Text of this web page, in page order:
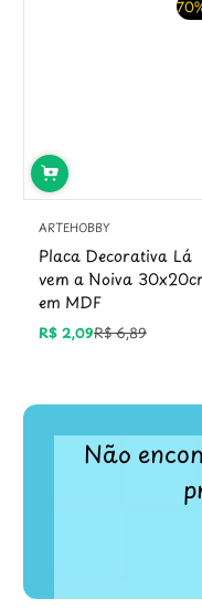
ARTEHOBBY
Placa Decorativa Lá
vem a Noiva
em MDF
Preço
R$ 2,09
Preço
R$ 6,89
Não